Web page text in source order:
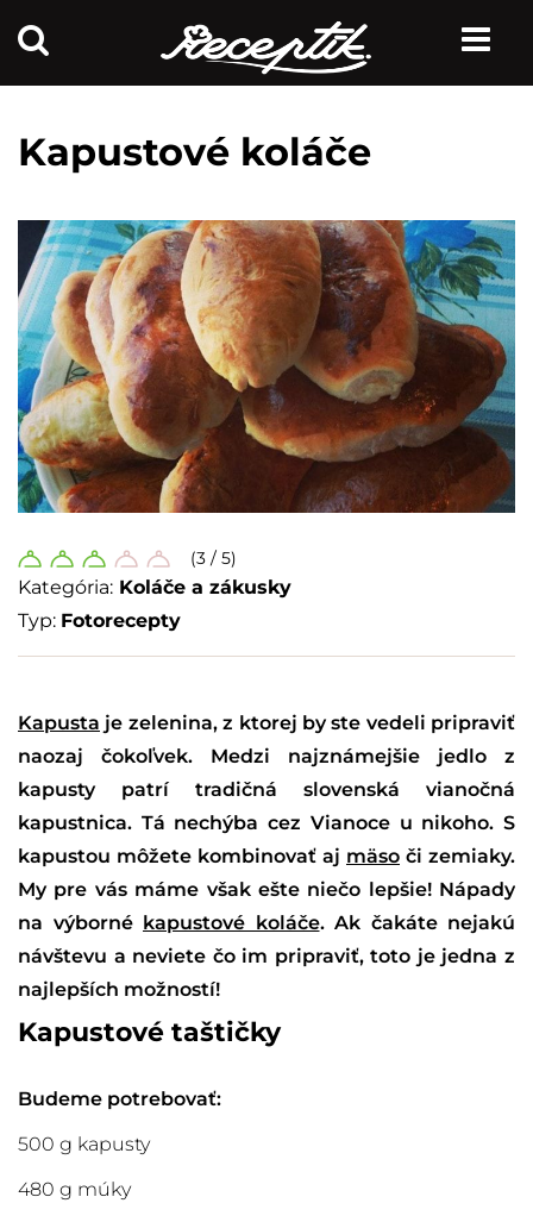
Kapustové koláče
(3 / 5)
Kategória: Koláče a zákusky
Typ: Fotorecepty
Kapusta je zelenina, z ktorej by ste vedeli pripraviť
naozaj čokoľvek. Medzi najznámejšie jedlo z
kapusty patrí tradičná slovenská vianočná
kapustnica. Tá nechýba cez Vianoce u nikoho. S
kapustou môžete kombinovať aj mäso či zemiaky.
My pre vás máme však ešte niečo lepšie! Nápady
na výborné kapustové koláče. Ak čakáte nejakú
návštevu a neviete čo im pripraviť, toto je jedna z
najlepších možností!
Kapustové taštičky
Budeme potrebovať:
500 g kapusty
480 g múky